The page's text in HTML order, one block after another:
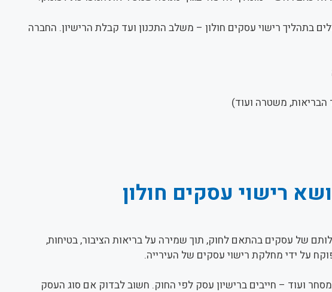
בתהליך רישוי עסקים חולון – משלב התכנון ועד קבלת הרישיון.
הבריאות, משטרה ועוד)
רישוי עסקים חולון
של עסקים בהתאם לחוק, תוך שמירה על בריאות הציבור, בטיחות,
על ידי מחלקת רישוי עסקים של העירייה.